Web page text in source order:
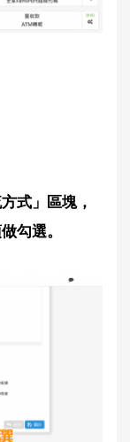
式」區塊，
勾選。